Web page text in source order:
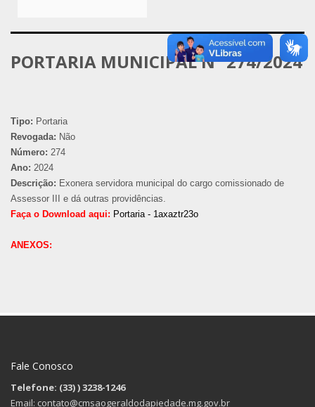
PORTARIA MUNICIPAL Nº 274/2024
Tipo: Portaria
Revogada: Não
Número: 274
Ano: 2024
Descrição: Exonera servidora municipal do cargo comissionado de
Assessor III e dá outras providências.
Faça o Download aqui: Portaria - 1axaztr23o
ANEXOS:
Fale Conosco
Telefone: (33)) 3238-1246
Email: contato@cmsaogeraldodapiedade.mg.gov.br